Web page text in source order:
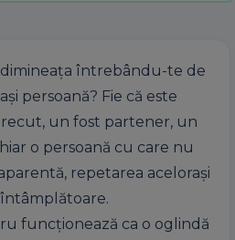
întrebându-te de
persoană? Fie că este
un fost partener, un
o persoană cu care nu
repetarea acelorași
funcționează ca o oglindă